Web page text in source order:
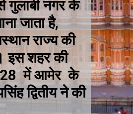
गुलाबी नगर के
जाता है,
राज्य की
इस शहर की
में आमेर के
द्वितीय ने की